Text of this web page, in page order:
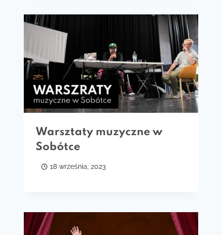
Warsztaty muzyczne w
Sobótce
18 września, 2023